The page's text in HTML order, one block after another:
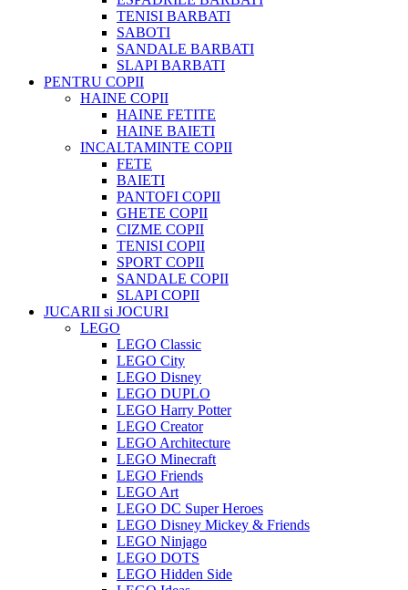
TENISI BARBATI
SABOTI
SANDALE BARBATI
SLAPI BARBATI
PENTRU COPII
HAINE COPII
HAINE FETITE
HAINE BAIETI
INCALTAMINTE COPII
FETE
BAIETI
PANTOFI COPII
GHETE COPII
CIZME COPII
TENISI COPII
SPORT COPII
SANDALE COPII
SLAPI COPII
JUCARII si JOCURI
LEGO
LEGO Classic
LEGO City
LEGO Disney
LEGO DUPLO
LEGO Harry Potter
LEGO Creator
LEGO Architecture
LEGO Minecraft
LEGO Friends
LEGO Art
LEGO DC Super Heroes
LEGO Disney Mickey & Friends
LEGO Ninjago
LEGO DOTS
LEGO Hidden Side